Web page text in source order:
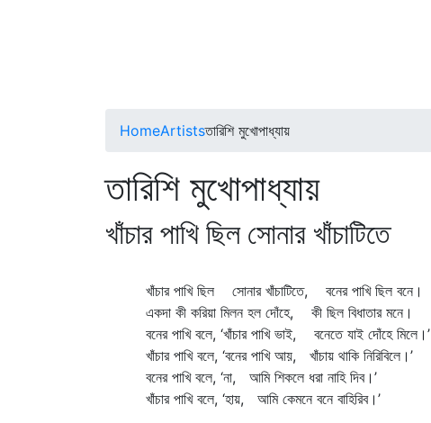
HomeArtistsতারিশি মুখোপাধ্যায়
তারিশি মুখোপাধ্যায়
খাঁচার পাখি ছিল সোনার খাঁচাটিতে
খাঁচার পাখি ছিল সোনার খাঁচাটিতে, বনের পাখি ছিল বনে।
একদা কী করিয়া মিলন হল দোঁহে, কী ছিল বিধাতার মনে।
বনের পাখি বলে, ‘খাঁচার পাখি ভাই, বনেতে যাই দোঁহে মিলে।’
খাঁচার পাখি বলে, ‘বনের পাখি আয়, খাঁচায় থাকি নিরিবিলে।’
বনের পাখি বলে, ‘না, আমি শিকলে ধরা নাহি দিব।’
খাঁচার পাখি বলে, ‘হায়, আমি কেমনে বনে বাহিরিব।’